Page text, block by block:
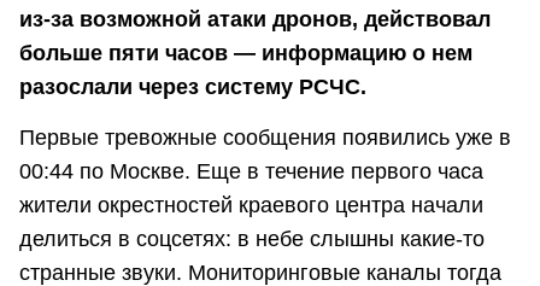
из‑за возможной атаки дронов, действовал
больше пяти часов — информацию о нем
разослали через систему РСЧС.
Первые тревожные сообщения появились уже в
00:44 по Москве. Еще в течение первого часа
жители окрестностей краевого центра начали
делиться в соцсетях: в небе слышны какие-то
странные звуки. Мониторинговые каналы тогда